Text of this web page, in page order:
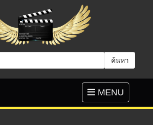
ค้นหา
Toggle
navigation
MENU